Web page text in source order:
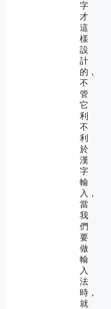
字
才
這
樣
設
計
的，
不
管
它
利
不
利
於
漢
字
輸
入，
當
我
們
要
做
輸
入
法
時，
就